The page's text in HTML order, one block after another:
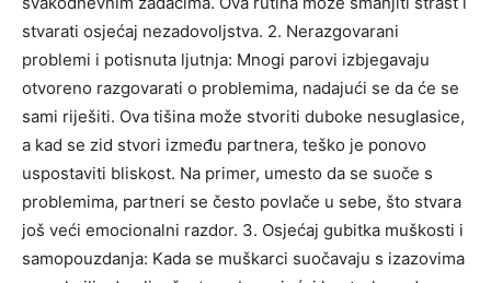
stvarati osjećaj nezadovoljstva. 2. Nerazgovarani
problemi i potisnuta ljutnja: Mnogi parovi izbjegavaju
otvoreno razgovarati o problemima, nadajući se da će se
sami riješiti. Ova tišina može stvoriti duboke nesuglasice,
a kad se zid stvori između partnera, teško je ponovo
uspostaviti bliskost. Na primer, umesto da se suoče s
problemima, partneri se često povlače u sebe, što stvara
još veći emocionalni razdor. 3. Osjećaj gubitka muškosti i
samopouzdanja: Kada se muškarci suočavaju s izazovima